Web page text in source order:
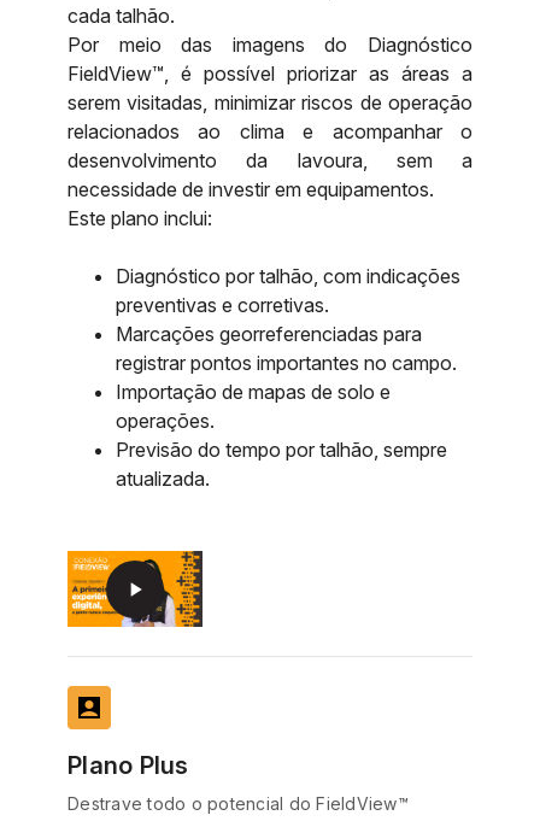
cada talhão.
Por meio das imagens do Diagnóstico
FieldView™, é possível priorizar as áreas a
serem visitadas, minimizar riscos de operação
relacionados ao clima e acompanhar o
desenvolvimento da lavoura, sem a
necessidade de investir em equipamentos.
Este plano inclui:
Diagnóstico por talhão, com indicações
preventivas e corretivas.
Marcações georreferenciadas para
registrar pontos importantes no campo.
Importação de mapas de solo e
operações.
Previsão do tempo por talhão, sempre
atualizada.
play_arrow
account_box
Plano Plus
Destrave todo o potencial do FieldView™